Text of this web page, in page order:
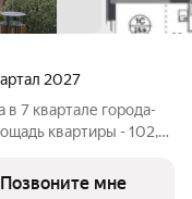
2027
в 7 квартале города-
квартиры - 102,4
условия на
Позвоните мне